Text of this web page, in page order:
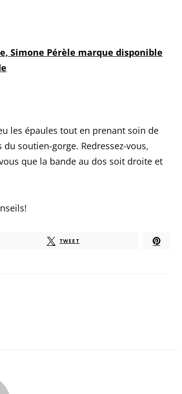
Simone Pérèle marque disponible
les épaules tout en prenant soin de
soutien-gorge. Redressez-vous,
que la bande au dos soit droite et
TWEET